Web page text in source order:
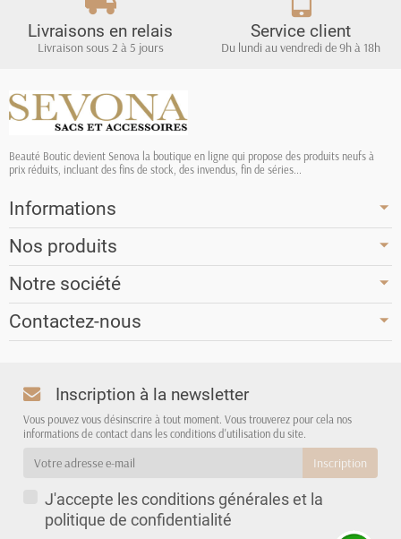
Livraisons en relais
Livraison sous 2 à 5 jours
Service client
Du lundi au vendredi de 9h à 18h
Beauté Boutic devient Senova la boutique en ligne qui propose des produits neufs à
prix réduits, incluant des fins de stock, des invendus, fin de séries...
Informations
Nos produits
Notre société
Contactez-nous
Inscription à la newsletter
Vous pouvez vous désinscrire à tout moment. Vous trouverez pour cela nos
informations de contact dans les conditions d'utilisation du site.
J'accepte les conditions générales et la
politique de confidentialité